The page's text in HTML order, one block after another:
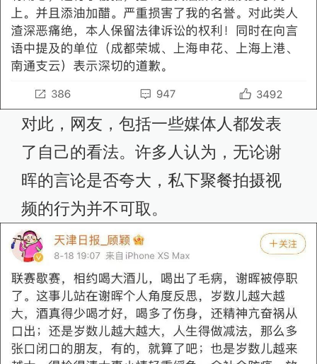
对此，网友，包括一些媒体人都发表
了自己的看法。许多人认为，无论谢
晖的言论是否夸大，私下聚餐拍摄视
频的行为并不可取。